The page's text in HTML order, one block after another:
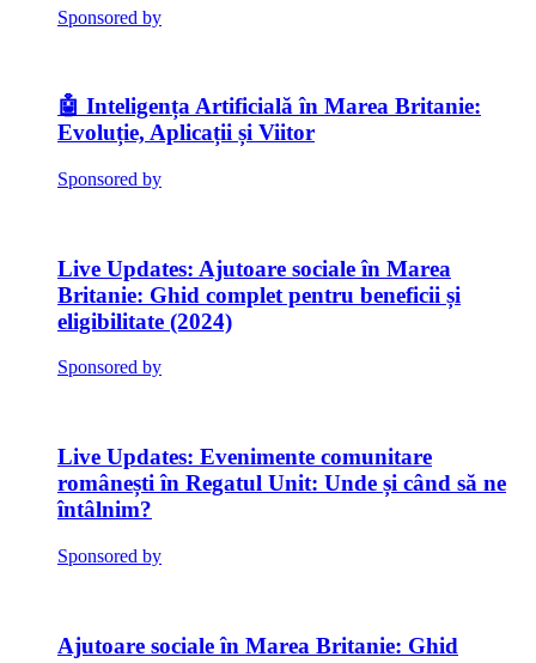
Sponsored by
🤖 Inteligența Artificială în Marea Britanie:
Evoluție, Aplicații și Viitor
Sponsored by
Ajutoare sociale în Marea
Britanie: Ghid complet pentru beneficii și
eligibilitate (2024)
Sponsored by
Evenimente comunitare
românești în Regatul Unit: Unde și când să ne
întâlnim?
Sponsored by
Ajutoare sociale în Marea Britanie: Ghid